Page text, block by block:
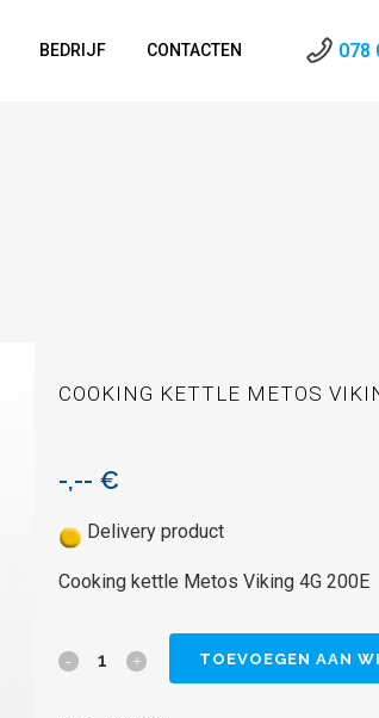
078
BEDRIJF CONTACTEN
COOKING KETTLE METOS
-,-- €
Delivery product
Cooking kettle Metos Viking 4G 200E
Cooking
TOEVOEGEN AAN